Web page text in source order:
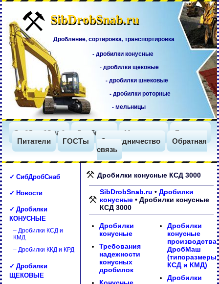
SibDrobSnab.ru
SibDrobSnab.ru
Дробление, сортировка, транспортировка
- дробилки конусные
- дробилки щековые
- дробилки шнековые
- дробилки роторные
- мельницы
СибДробСнаб Дробилки Мельницы
Грохоты
Питатели
ГОСТы Сотрудничество
Обратная
связь
✓ СибДробСнаб
✓ Новости
✓ Дробилки
КОНУСНЫЕ
– Дробилки КСД и
КМД
– Дробилки ККД и КРД
✓ Дробилки
ЩЕКОВЫЕ
Дробилки конусные КСД 3000
SibDrobSnab.ru • Дробилки
конусные • Дробилки конусные
КСД 3000
Дробилки
конусные
Требования
надежности
конусных
дробилок
Дробилки
конусные
производства
ДробМаш
(типоразмеры
КСД и КМД)
Дробилки